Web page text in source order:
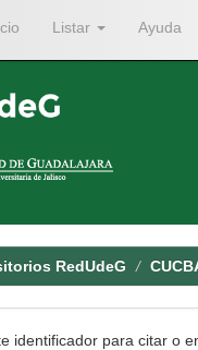
Listar Ayuda
RedUdeG
identificador para citar o